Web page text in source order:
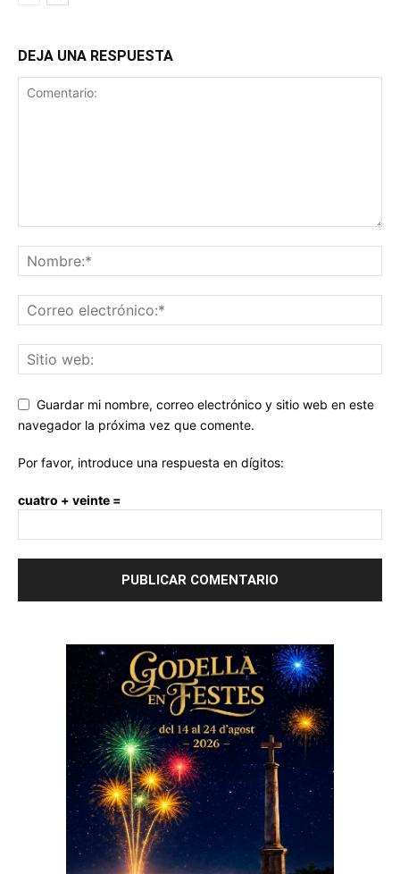
DEJA UNA RESPUESTA
Guardar mi nombre, correo electrónico y sitio web en este
navegador la próxima vez que comente.
Por favor, introduce una respuesta en dígitos:
cuatro + veinte =